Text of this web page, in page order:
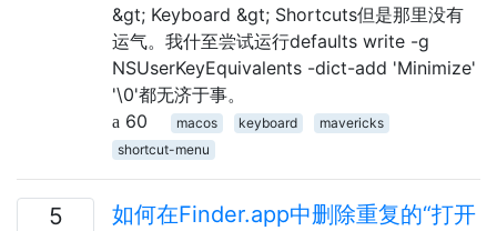
&gt; Keyboard &gt; Shortcuts但是那里没有
运气。我什至尝试运行defaults write -g
NSUserKeyEquivalents -dict-add 'Minimize'
'\0'都无济于事。
60
macos keyboard
mavericks
shortcut-menu
5
如何在Finder.app中删除重复的“打开